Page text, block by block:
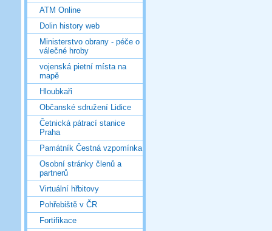
ATM Online
Dolin history web
Ministerstvo obrany - péče o
válečné hroby
vojenská pietní místa na
mapě
Hloubkaři
Občanské sdružení Lidice
Četnická pátrací stanice
Praha
Památník Čestná vzpomínka
Osobní stránky členů a
partnerů
Virtuální hřbitovy
Pohřebiště v ČR
Fortifikace